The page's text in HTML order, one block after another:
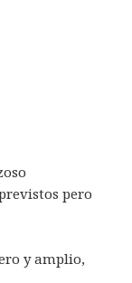
pero
y amplio,